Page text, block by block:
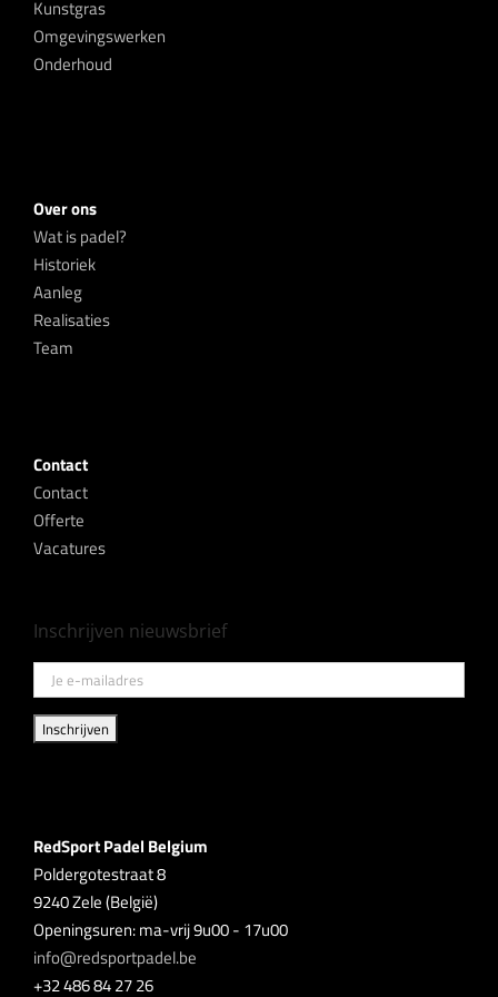
Kunstgras
Omgevingswerken
Onderhoud
Over ons
Wat is padel?
Historiek
Aanleg
Realisaties
Team
Contact
Contact
Offerte
Vacatures
Inschrijven nieuwsbrief
RedSport Padel Belgium
Poldergotestraat 8
9240 Zele (België)
Openingsuren: ma-vrij 9u00 - 17u00
info@redsportpadel.be
+32 486 84 27 26